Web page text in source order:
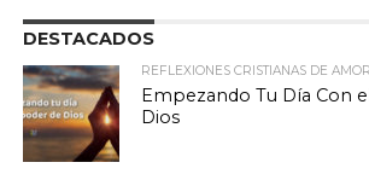
DESTACADOS
REFLEXIONES CRISTIANAS DE
Empezando Tu Día Con
Dios